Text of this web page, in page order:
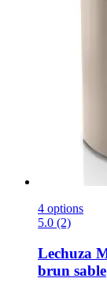
4 options
5.0 (2)
Lechuza
brun sable